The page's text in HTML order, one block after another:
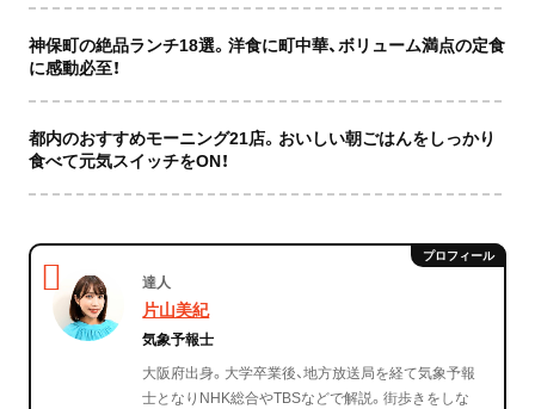
神保町の絶品ランチ18選。洋食に町中華、ボリューム満点の定食
に感動必至！
都内のおすすめモーニング21店。おいしい朝ごはんをしっかり
食べて元気スイッチをON！
達人
片山美紀
気象予報士
大阪府出身。大学卒業後、地方放送局を経て気象予報
士となりNHK総合やTBSなどで解説。街歩きをしな